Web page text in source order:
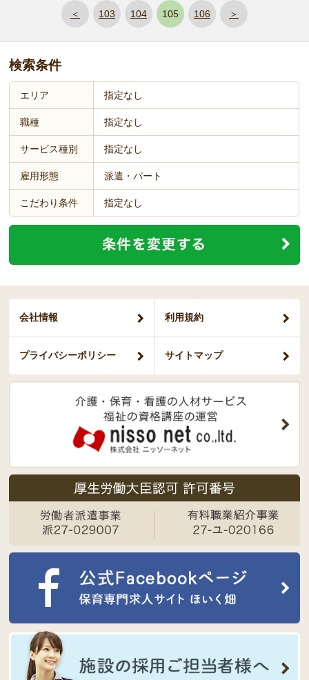
＜ 103 104 105 106 ＞
検索条件
エリア 指定なし
職種 指定なし
サービス種別 指定なし
雇用形態 派遣・パート
こだわり条件 指定なし
会社情報 利用規約
プライバシーポリシー サイトマップ